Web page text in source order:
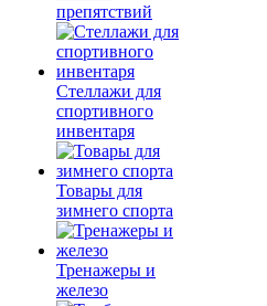
препятствий
Стеллажи для
спортивного
инвентаря
Товары для
зимнего спорта
Тренажеры и
железо